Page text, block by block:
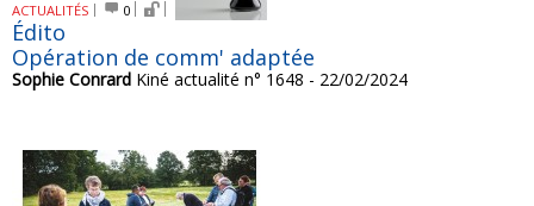
ACTUALITÉS 0
Édito
Opération de comm' adaptée
Sophie Conrard Kiné actualité n° 1648 - 22/02/2024